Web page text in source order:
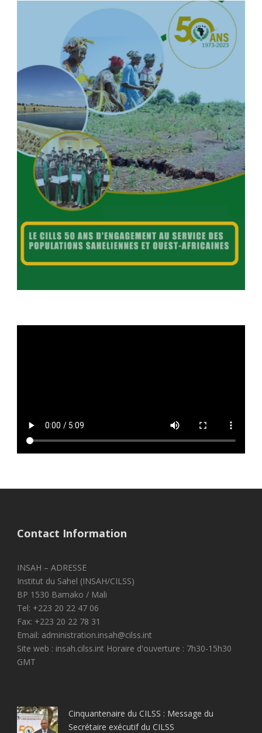
Contact Information
INSAH – ADRESSE
Institut du Sahel (INSAH/CILSS)
BP 1530 Bamako / Mali
Tel: +223 20 22 47 06
Fax: +223 20 22 78 31
Email: administration.insah@cilss.int
Site web : insah.cilss.int Horaire d'ouverture : 7h30-15h30
GMT
Cinquantenaire du CILSS : Message du
Secrétaire exécutif du CILSS